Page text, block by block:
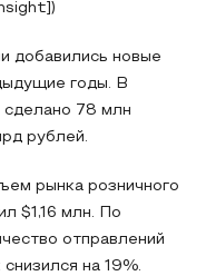
добавились новые
годы. В
сделано 78 млн
рублей.
рынка розничного
$1,16 млн. По
отправлений
на 19%.